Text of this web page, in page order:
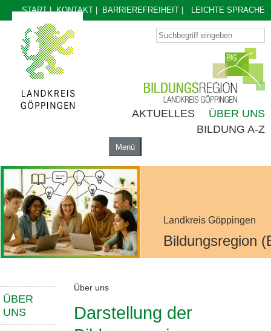
START|KONTAKT BARRIEREFREIHEIT LEICHTE SPRACHE
AKTUELLES
ÜBER UNS
BILDUNG A-Z
Menü
AKTUELLES
BILDUNG A-Z
Landkreis Göppingen
Bildungsregion
ÜBER
UNS
Über uns
Darstellung der